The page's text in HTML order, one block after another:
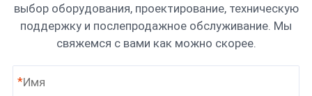
выбор оборудования, проектирование, техническую
поддержку и послепродажное обслуживание. Мы
свяжемся с вами как можно скорее.
*